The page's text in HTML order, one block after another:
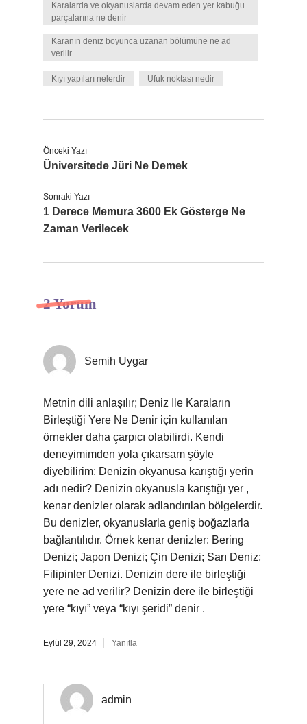
Karalarda ve okyanuslarda devam eden yer kabuğu
parçalarına ne denir
Karanın deniz boyunca uzanan bölümüne ne ad
verilir
Kıyı yapıları nelerdir Ufuk noktası nedir
Önceki Yazı
Üniversitede Jüri Ne Demek
Sonraki Yazı
1 Derece Memura 3600 Ek Gösterge Ne
Zaman Verilecek
2 Yorum
Semih Uygar
Metnin dili anlaşılır; Deniz Ile Karaların
Birleştiği Yere Ne Denir için kullanılan
örnekler daha çarpıcı olabilirdi. Kendi
deneyimimden yola çıkarsam şöyle
diyebilirim: Denizin okyanusa karıştığı yerin
adı nedir? Denizin okyanusla karıştığı yer ,
kenar denizler olarak adlandırılan bölgelerdir.
Bu denizler, okyanuslarla geniş boğazlarla
bağlantılıdır. Örnek kenar denizler: Bering
Denizi; Japon Denizi; Çin Denizi; Sarı Deniz;
Filipinler Denizi. Denizin dere ile birleştiği
yere ne ad verilir? Denizin dere ile birleştiği
yere “kıyı” veya “kıyı şeridi” denir .
Eylül 29, 2024 Yanıtla
admin